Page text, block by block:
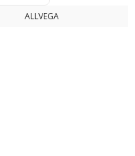
ALLVEGA